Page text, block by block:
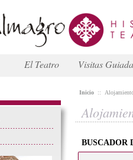
El Teatro Visitas
Inicio ::
BUSCADOR